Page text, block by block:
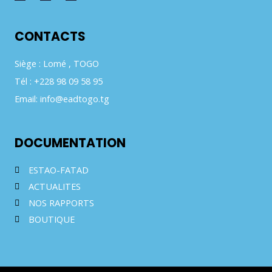
CONTACTS
Siège : Lomé , TOGO
Tél : +228 98 09 58 95
Email: info@eadtogo.tg
DOCUMENTATION
ESTAO-FATAD
ACTUALITES
NOS RAPPORTS
BOUTIQUE